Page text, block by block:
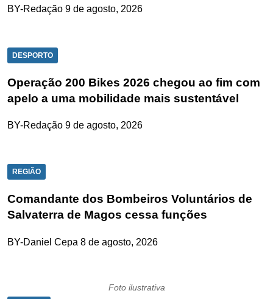
BY-Redação 9 de agosto, 2026
DESPORTO
Operação 200 Bikes 2026 chegou ao fim com
apelo a uma mobilidade mais sustentável
BY-Redação 9 de agosto, 2026
REGIÃO
Comandante dos Bombeiros Voluntários de
Salvaterra de Magos cessa funções
BY-Daniel Cepa 8 de agosto, 2026
Foto ilustrativa